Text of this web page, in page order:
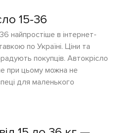
15-36
найпростіше в інтернет-
по Україні. Ціни та
покупців. Автокрісло
при цьому можна не
для маленького